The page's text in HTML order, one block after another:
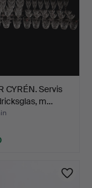
CYRÉN. Servis
m…